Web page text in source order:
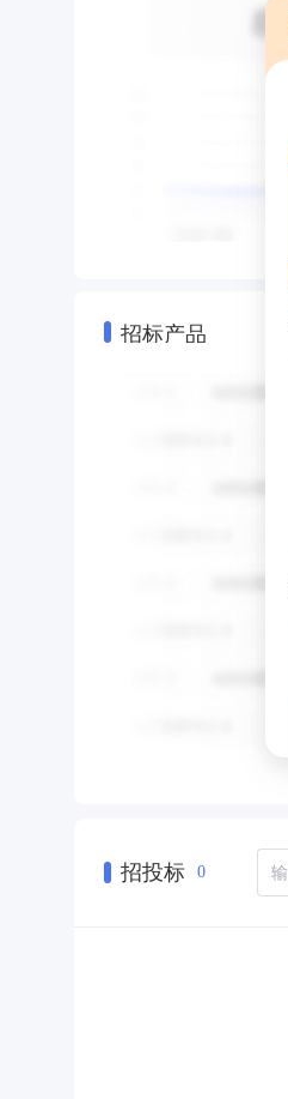
招标产品
招投标 0